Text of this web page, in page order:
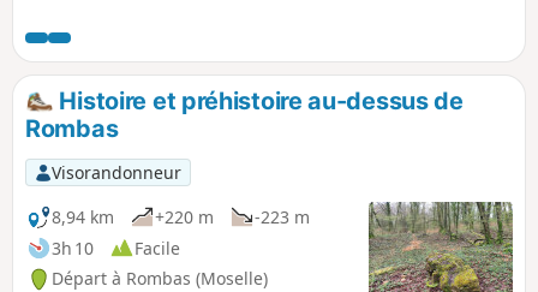
Histoire et préhistoire au-dessus de
Rombas
Visorandonneur
8,94 km
+220 m
-223 m
3h 10
Facile
Départ à Rombas (Moselle)